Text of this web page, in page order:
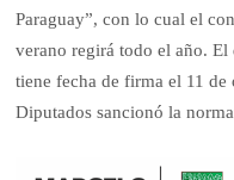
Paraguay”, con lo cual el
verano regirá todo el año.
tiene fecha de firma el 11
Diputados sancionó la